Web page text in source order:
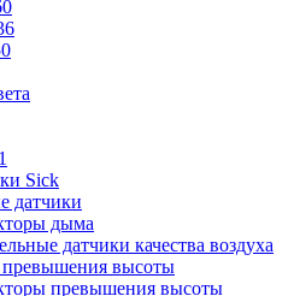
Sick
датчики
дыма
датчики качества воздуха
превышения высоты
превышения высоты